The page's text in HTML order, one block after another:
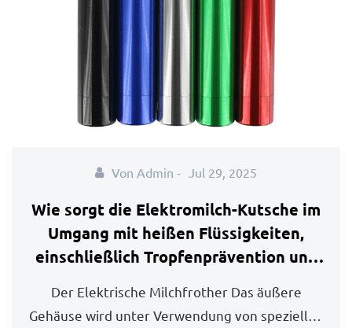
Von Admin - Jul 29, 2025
Wie sorgt die Elektromilch-Kutsche im
Umgang mit heißen Flüssigkeiten,
einschließlich Tropfenprävention und
Der Elektrische Milchfrother Das äußere
Gehäuse wird unter Verwendung von speziellen